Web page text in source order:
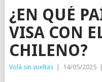
¿EN QUÉ
VISA CON
CHILENO?
Volá sin vueltas 14/05/2025